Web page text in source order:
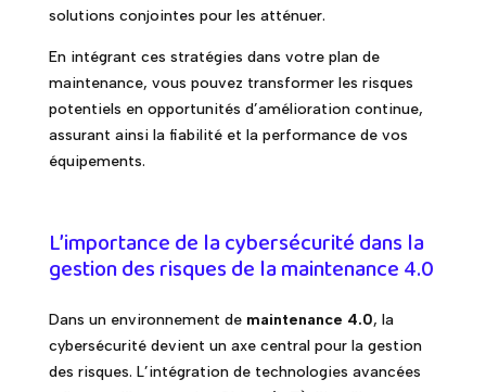
solutions conjointes pour les atténuer.
En intégrant ces stratégies dans votre plan de
maintenance, vous pouvez transformer les risques
potentiels en opportunités d’amélioration continue,
assurant ainsi la fiabilité et la performance de vos
équipements.
L’importance de la cybersécurité dans la
gestion des risques de la maintenance 4.0
Dans un environnement de maintenance 4.0, la
cybersécurité devient un axe central pour la gestion
des risques. L’intégration de technologies avancées